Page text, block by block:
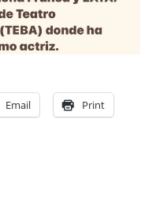
Email Print